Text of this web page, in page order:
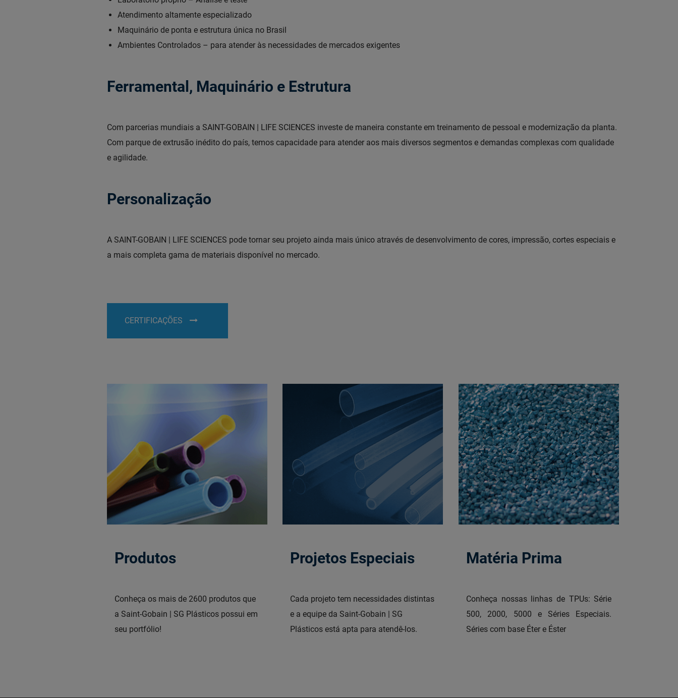
Atendimento altamente especializado
Maquinário de ponta e estrutura única no Brasil
Ambientes Controlados – para atender às necessidades de mercados exigentes
Ferramental, Maquinário e Estrutura
Com parcerias mundiais a SAINT-GOBAIN | LIFE SCIENCES investe de maneira constante em treinamento de pessoal e modernização da planta.
Com parque de extrusão inédito do país, temos capacidade para atender aos mais diversos segmentos e demandas complexas com qualidade
e agilidade.
Personalização
A SAINT-GOBAIN | LIFE SCIENCES pode tornar seu projeto ainda mais único através de desenvolvimento de cores, impressão, cortes especiais e
a mais completa gama de materiais disponível no mercado.
CERTIFICAÇÕES
Produtos
Conheça os mais de 2600 produtos que
a Saint-Gobain | SG Plásticos possui em
seu portfólio!
Projetos Especiais
Cada projeto tem necessidades distintas
e a equipe da Saint-Gobain | SG
Plásticos está apta para atendê-los.
Matéria Prima
Conheça nossas linhas de TPUs: Série
500, 2000, 5000 e Séries Especiais.
Séries com base Éter e Éster